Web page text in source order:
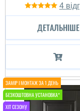
4
ДЕТАЛЬНІШЕ